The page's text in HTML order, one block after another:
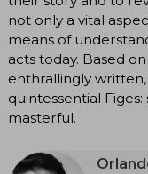
not only a vital
means of
acts today. Based
enthrallingly written,
quintessential
masterful.